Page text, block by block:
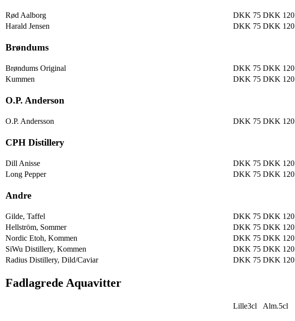
Rød Aalborg DKK 75 DKK 120
Harald Jensen
DKK 75 DKK 120
Brøndums
Brøndums Original DKK 75 DKK 120
Kummen
DKK 75 DKK 120
O.P. Anderson
O.P. Andersson DKK 75 DKK 120
CPH Distillery
Dill Anisse DKK 75 DKK 120
Long Pepper
DKK 75 DKK 120
Andre
Gilde, Taffel DKK 75 DKK 120
Hellström, Sommer
DKK 75 DKK 120
Nordic Etoh, Kommen
DKK 75 DKK 120
SiWu Distillery, Kommen
DKK 75 DKK 120
Radius Distillery, Dild/Caviar
DKK 75 DKK 120
Fadlagrede Aquavitter
Lille3cl Alm.5cl